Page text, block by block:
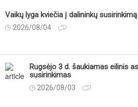
Vaikų lyga kviečia į dalininkų
2026/08/04
Rugsėjo 3 d. šaukiamas eilinis
susirinkimas
2026/08/03